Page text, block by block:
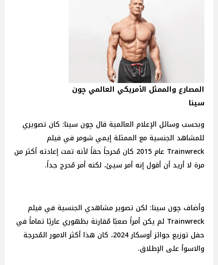
المصارع والممثل الأمريكي العالمي چون
سينا
وبحسب وسائل الإعلام العالمية قال چون سينا: كان تصويري
للمشاهد الجنسية مع الممثلة إيمي شومر في فيلم
Trainwreck عام 2015 كان مُحرجاً حقاً لأنه تمت إعادته أكثر من
مرة لا أريد أن أقول إنه أمر سيئ، لكنه أمر مُحرج جداً.
وأضاف چون سينا: لكن تصوير مشاهدي الجنسية في فيلم
Trainwreck لم يكن أمراً صعبًا مُقارنة بظهوري عاريًا تماماً في
حفل توزيع جوائز أوسكار 2024، كان هذا أكثر الامور المُحرجة
والاسوأ على الإطلاق.